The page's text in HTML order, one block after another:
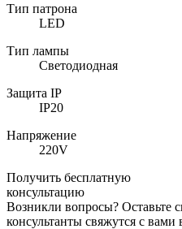
Тип патрона
LED
Тип лампы
Светодиодная
Защита IP
IP20
Напряжение
220V
Получить бесплатную
консультацию
Возникли вопросы? Оставьте
консультанты свяжутся с